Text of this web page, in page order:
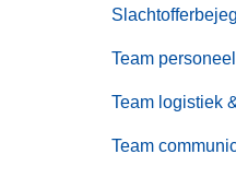
Team personeel
Team logistiek
Team